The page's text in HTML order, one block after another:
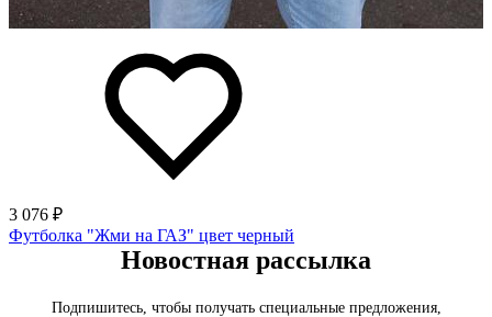
3 076 ₽
Футболка "Жми на ГАЗ" цвет черный
Новостная рассылка
Подпишитесь, чтобы получать специальные предложения,